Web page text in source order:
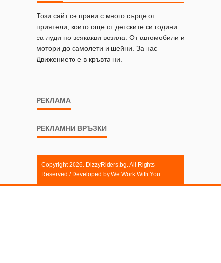
Този сайт се прави с много сърце от
приятели, които още от детските си години
са луди по всякакви возила. От автомобили и
мотори до самолети и шейни. За нас
Движението е в кръвта ни.
РЕКЛАМА
РЕКЛАМНИ ВРЪЗКИ
Copyright 2026. DizzyRiders.bg. All Rights
Reserved / Developed by We Work With You